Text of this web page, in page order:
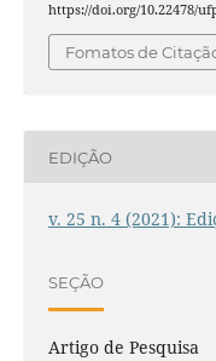
https://doi.org/10.22478/
Fomatos de
EDIÇÃO
v. 25 n. 4 (2021):
SEÇÃO
Artigo de Pesquisa